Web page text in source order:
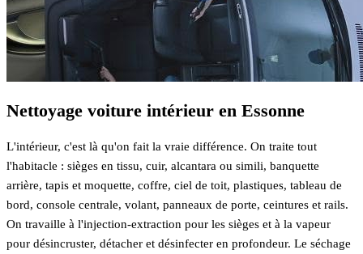
Nettoyage voiture intérieur en Essonne
L'intérieur, c'est là qu'on fait la vraie différence. On traite tout
l'habitacle : sièges en tissu, cuir, alcantara ou simili, banquette
arrière, tapis et moquette, coffre, ciel de toit, plastiques, tableau de
bord, console centrale, volant, panneaux de porte, ceintures et rails.
On travaille à l'injection-extraction pour les sièges et à la vapeur
pour désincruster, détacher et désinfecter en profondeur. Le séchage